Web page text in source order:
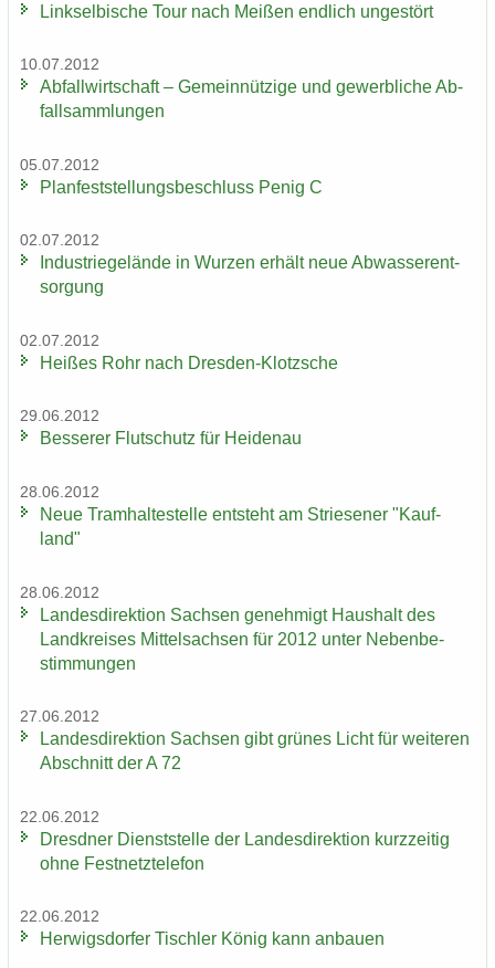
Linksel­bi­sche Tour nach Mei­ßen end­lich un­ge­stört
10.07.2012
Ab­fall­wirt­schaft – Ge­mein­nüt­zi­ge und ge­werb­li­che Ab­
fall­samm­lun­gen
05.07.2012
Plan­fest­stel­lungs­be­schluss Penig C
02.07.2012
In­dus­trie­ge­län­de in Wur­zen er­hält neue Ab­was­ser­ent­
sor­gung
02.07.2012
Hei­ßes Rohr nach Dresden-​Klotzsche
29.06.2012
Bes­se­rer Flut­schutz für Hei­den­au
28.06.2012
Neue Tram­hal­te­stel­le ent­steht am Strie­se­ner "Kauf­
land"
28.06.2012
Lan­des­di­rek­ti­on Sach­sen ge­neh­migt Haus­halt des
Land­krei­ses Mit­tel­sach­sen für 2012 unter Ne­ben­be­
stim­mun­gen
27.06.2012
Lan­des­di­rek­ti­on Sach­sen gibt grü­nes Licht für wei­te­ren
Ab­schnitt der A 72
22.06.2012
Dresd­ner Dienst­stel­le der Lan­des­di­rek­ti­on kurz­zei­tig
ohne Fest­netz­te­le­fon
22.06.2012
Her­wigs­dor­fer Tisch­ler König kann an­bau­en